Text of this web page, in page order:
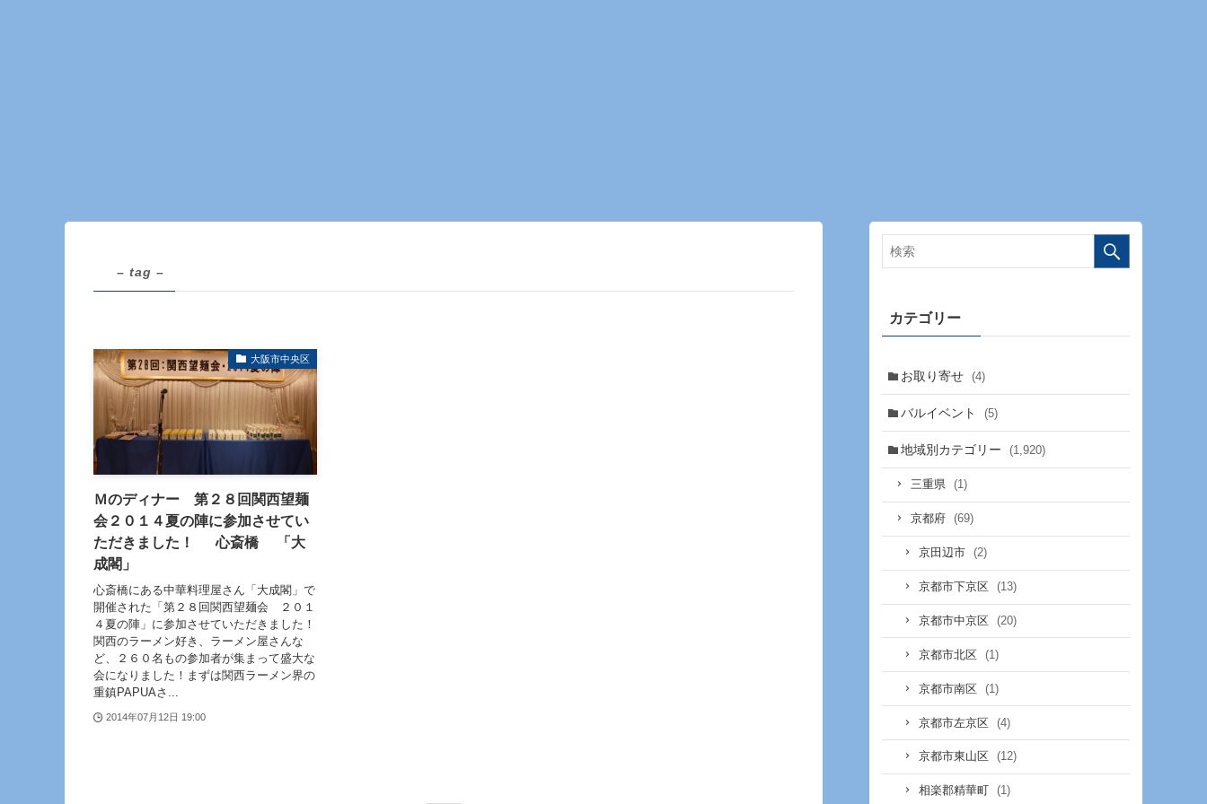
– tag –
大阪市中央区
Ｍのディナー 第２８回関西望麺
会２０１４夏の陣に参加させてい
ただきました！ 心斎橋 「大
成閣」
心斎橋にある中華料理屋さん「大成閣」で
開催された「第２８回関西望麺会 ２０１
４夏の陣」に参加させていただきました！
関西のラーメン好き、ラーメン屋さんな
ど、２６０名もの参加者が集まって盛大な
会になりました！まずは関西ラーメン界の
重鎮PAPUAさ...
2014年07月12日 19:00
カテゴリー
お取り寄せ (4)
バルイベント (5)
地域別カテゴリー (1,920)
三重県 (1)
京都府 (69)
京田辺市 (2)
京都市下京区 (13)
京都市中京区 (20)
京都市北区 (1)
京都市南区 (1)
京都市左京区 (4)
京都市東山区 (12)
相楽郡精華町 (1)